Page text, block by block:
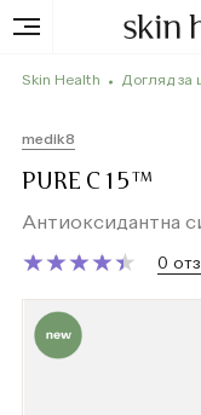
Skin Health Догляд за
medik8
PURE C15™
Антиоксидантна
★
★★
★★
★★
★★
★ 0